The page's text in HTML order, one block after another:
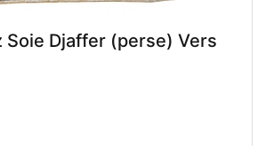
Soie Djaffer (perse) Vers